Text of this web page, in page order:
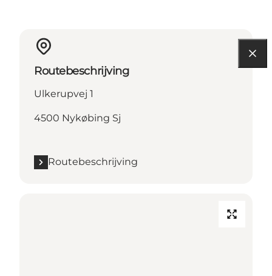
Routebeschrijving
Ulkerupvej 1
4500 Nykøbing Sj
Routebeschrijving